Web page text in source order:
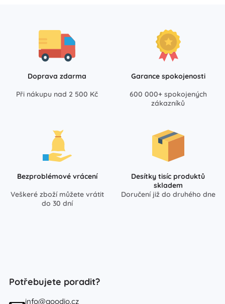
Doprava zdarma
Při nákupu nad 2 500 Kč
Garance spokojenosti
600 000+ spokojených
zákazníků
Bezproblémové vrácení
Veškeré zboží můžete vrátit
do 30 dní
Desítky tisíc produktů
skladem
Doručení již do druhého dne
Potřebujete poradit?
info@goodio.cz